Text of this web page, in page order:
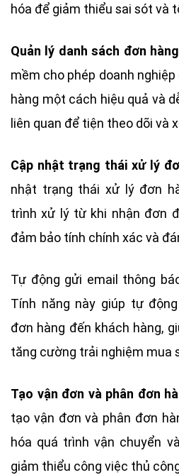
hóa để giảm thiểu sai sót và
Quản lý danh sách đơn
mềm cho phép doanh
hàng một cách hiệu quả và
liên quan để tiện theo dõi và
Cập nhật trạng thái xử lý
nhật trạng thái xử lý đơn
trình xử lý từ khi nhận đơn
đảm bảo tính chính xác và
Tự động gửi email thông
Tính năng này giúp tự
đơn hàng đến khách hàng,
tăng cường trải nghiệm mua
Tạo vận đơn và phân đơn
tạo vận đơn và phân đơn
hóa quá trình vận chuyển
giảm thiểu công việc thủ